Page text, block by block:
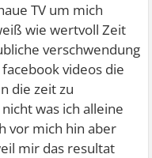
TV um mich
wie wertvoll Zeit
verschwendung
videos die
die zeit zu
was ich alleine
vor mich hin aber
mir das resultat